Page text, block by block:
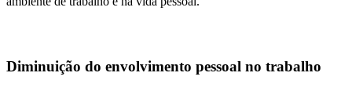
Diminuição do envolvimento pessoal no trabalho